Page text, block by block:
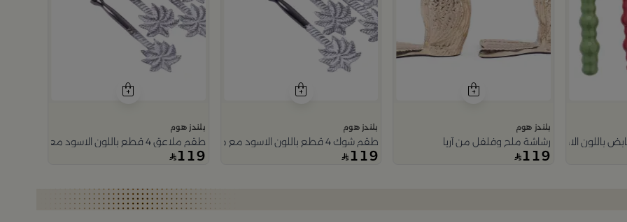
بلندز هوم
رشاشة ملح وفلفل من آريا
119
بلندز هوم
طقم شوك 4 قطع باللون الاسود مع مقابض الزهرة الفضية من رتيلة
119
بلندز هوم
طقم ملاعق 4 قطع باللون الاسود مع مقابض الزهرة الفضية من رتيلة
119